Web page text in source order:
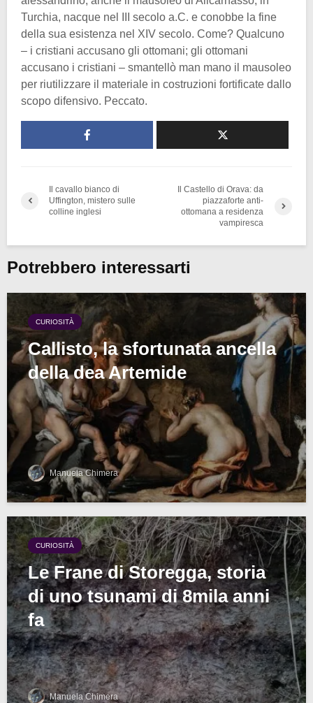
Turchia, nacque nel III secolo a.C. e conobbe la fine
della sua esistenza nel XIV secolo. Come? Qualcuno
– i cristiani accusano gli ottomani; gli ottomani
accusano i cristiani – smantellò man mano il mausoleo
per riutilizzare il materiale in costruzioni fortificate dallo
scopo difensivo. Peccato.
Il cavallo bianco di
Uffington, mistero sulle
colline inglesi
Il Castello di Orava: da
piazzaforte anti-
ottomana a residenza
vampiresca
Potrebbero interessarti
CURIOSITÀ
Callisto, la sfortunata ancella
della dea Artemide
Manuela Chimera
CURIOSITÀ
Le Frane di Storegga, storia
di uno tsunami di 8mila anni
fa
Manuela Chimera